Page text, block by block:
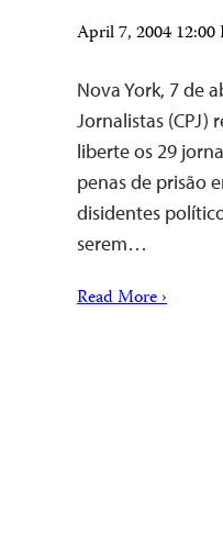
April 7, 2004
Nova York, 7 de
Jornalistas
liberte os 29
penas de prisão
disidentes
serem…
Read More ›